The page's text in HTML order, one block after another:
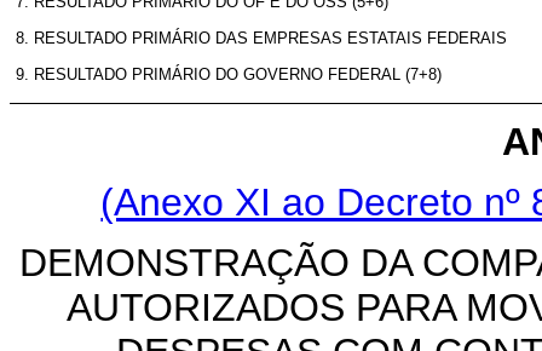
8. RESULTADO PRIMÁRIO DAS EMPRESAS ESTATAIS FEDERAIS
9. RESULTADO PRIMÁRIO DO GOVERNO FEDERAL (7+8)
(Anexo XI ao Decreto
DEMONSTRAÇÃO DA
AUTORIZADOS PARA